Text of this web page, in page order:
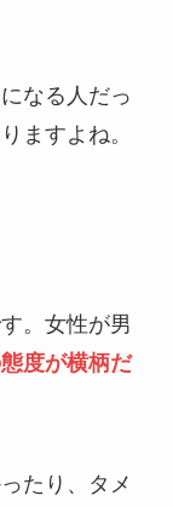
なる人だっ
ますよね。
。女性が男
度が横柄だ
たり、タメ